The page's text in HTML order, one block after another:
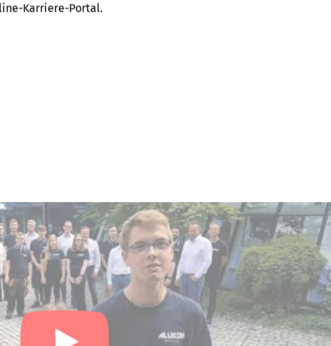
Karriere-Portal.